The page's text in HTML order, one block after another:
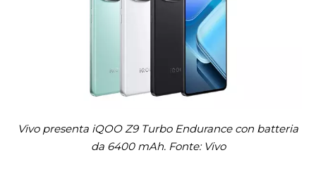
Vivo presenta iQOO Z9 Turbo Endurance con batteria
da 6400 mAh. Fonte: Vivo